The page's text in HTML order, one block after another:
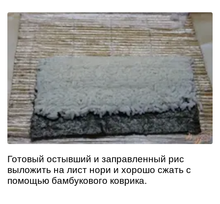
Готовый остывший и заправленный рис
выложить на лист нори и хорошо сжать с
помощью бамбукового коврика.